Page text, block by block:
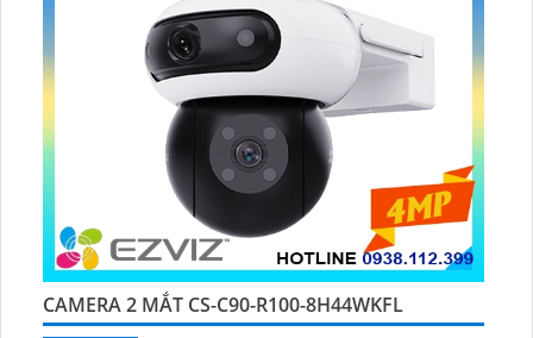
CAMERA 2 MẮT CS-C90-R100-8H44WKFL